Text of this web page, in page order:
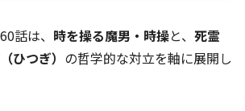
話は、 時を操る魔男・時操と、 死霊
ひつぎ） の哲学的な対立を軸に展開し